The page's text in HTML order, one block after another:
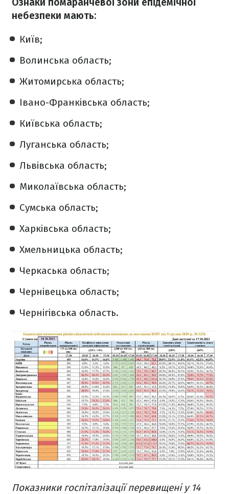
небезпеки мають:
Київ;
Волинська область;
Житомирська область;
Івано-Франківська область;
Київська область;
Луганська область;
Львівська область;
Миколаївська область;
Сумська область;
Харківська область;
Хмельницька область;
Черкаська область;
Чернівецька область;
Чернігівська область.
Показники госпіталізації перевищені у 14